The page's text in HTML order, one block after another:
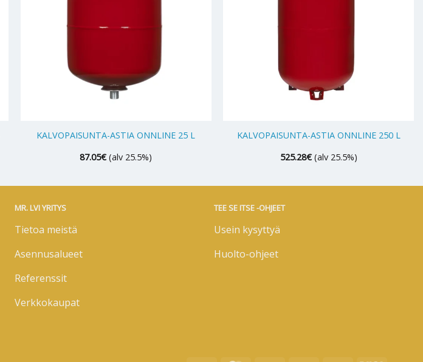
KALVOPAISUNTA-ASTIA ONNLINE 25 L
87.05€ (alv 25.5%)
KALVOPAISUNTA-ASTIA ONNLINE 250 L
525.28€ (alv 25.5%)
MR. LVI YRITYS
Tietoa meistä
Asennusalueet
Referenssit
Verkkokaupat
TEE SE ITSE -OHJEET
Usein kysyttyä
Huolto-ohjeet